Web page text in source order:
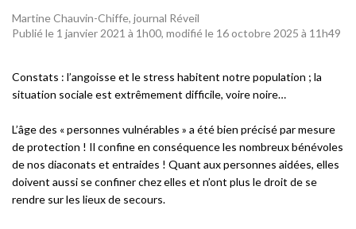
Martine Chauvin-Chiffe, journal Réveil
Publié le 1 janvier 2021 à 1h00, modifié le 16 octobre 2025 à 11h49
Constats : l’angoisse et le stress habitent notre population ; la
situation sociale est extrêmement difficile, voire noire…
L’âge des « personnes vulnérables » a été bien précisé par mesure
de protection ! Il confine en conséquence les nombreux bénévoles
de nos diaconats et entraides ! Quant aux personnes aidées, elles
doivent aussi se confiner chez elles et n’ont plus le droit de se
rendre sur les lieux de secours.